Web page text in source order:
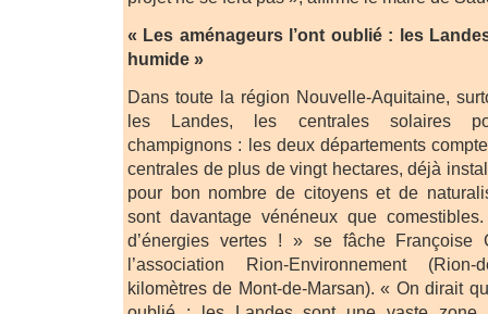
« Les aménageurs l’ont oublié : les
humide »
Dans toute la région Nouvelle-Aquitaine,
les Landes, les centrales solaires
champignons : les deux départements
centrales de plus de vingt hectares, déjà
pour bon nombre de citoyens et de
sont davantage vénéneux que
d’énergies vertes ! » se fâche Françoise
l’association Rion-Environnement
kilomètres de Mont-de-Marsan). « On dirait